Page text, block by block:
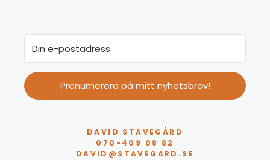
Prenumerera på mitt nyhetsbrev!
DAVID STAVEGÅRD
070-409 08 82
DAVID@STAVEGARD.SE